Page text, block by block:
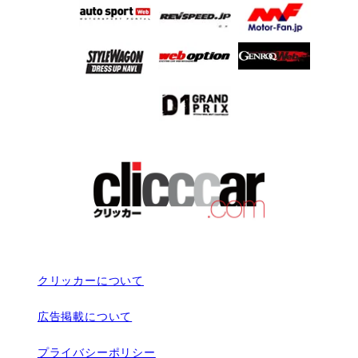
クリッカーについて
広告掲載について
プライバシーポリシー